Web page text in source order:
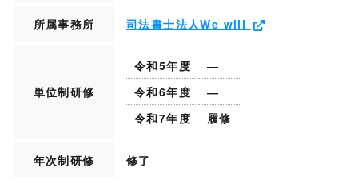
所属事務所 司法書士法人We will
単位制研修
令和5年度
―
令和6年度
―
令和7年度
履修
年次制研修 修了